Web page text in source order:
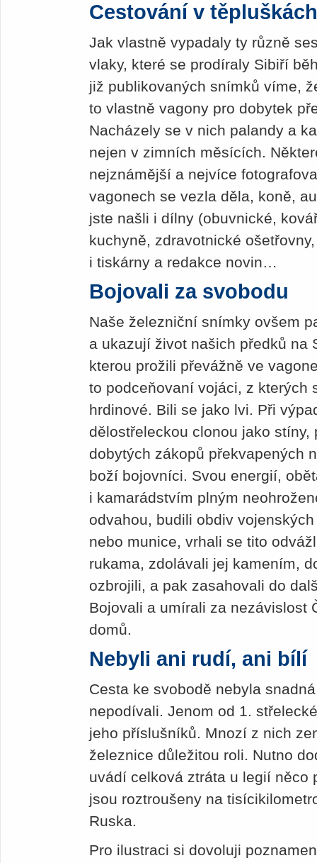
Cestování v těpluškách
Jak vlastně vypadaly ty různě
vlaky, které se prodíraly Sibiří
již publikovaných snímků víme,
to vlastně vagony pro dobytek
Nacházely se v nich palandy a
nejen v zimních měsících.
nejznámější a nejvíce
vagonech se vezla děla, koně,
jste našli i dílny (obuvnické,
kuchyně, zdravotnické
i tiskárny a redakce novin…
Bojovali za svobodu
Naše železniční snímky ovšem
a ukazují život našich předků na
kterou prožili převážně ve
to podceňovaní vojáci, z kterých
hrdinové. Bili se jako lvi. Při
dělostřeleckou clonou jako
dobytých zákopů překvapených
boží bojovníci. Svou energií,
i kamarádstvím plným
odvahou, budili obdiv
nebo munice, vrhali se tito
rukama, zdolávali jej kamením,
ozbrojili, a pak zasahovali do
Bojovali a umírali za nezávislost
domů.
Nebyli ani rudí, ani bílí
Cesta ke svobodě nebyla
nepodívali. Jenom od 1.
jeho příslušníků. Mnozí z nich
železnice důležitou roli. Nutno
uvádí celková ztráta u legií něco
jsou roztroušeny na
Ruska.
Pro ilustraci si dovoluji